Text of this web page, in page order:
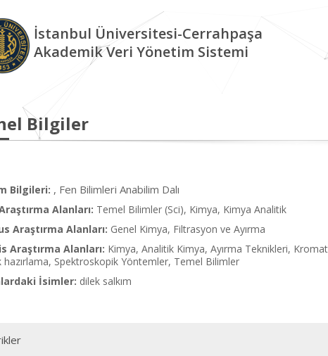
İstanbul Üniversitesi-Cerrahpaşa
Akademik Veri Yönetim Sistemi
Bilgiler
Bilgileri: , Fen Bilimleri Anabilim Dalı
Alanları: Temel Bilimler (Sci), Kimya, Kimya Analitik
Araştırma Alanları: Genel Kimya, Filtrasyon ve Ayırma
Araştırma Alanları: Kimya, Analitik Kimya, Ayırma Teknikleri,
hazırlama, Spektroskopik Yöntemler, Temel Bilimler
İsimler: dilek salkım